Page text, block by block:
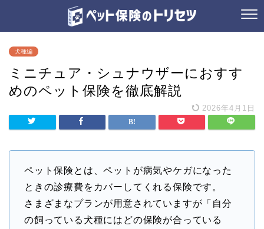
犬種編
ミニチュア・シュナウザーにおすす
めのペット保険を徹底解説
2026年4月1日
ペット保険とは、ペットが病気やケガになった
ときの診療費をカバーしてくれる保険です。
さまざまなプランが用意されていますが「自分
の飼っている犬種にはどの保険が合っている